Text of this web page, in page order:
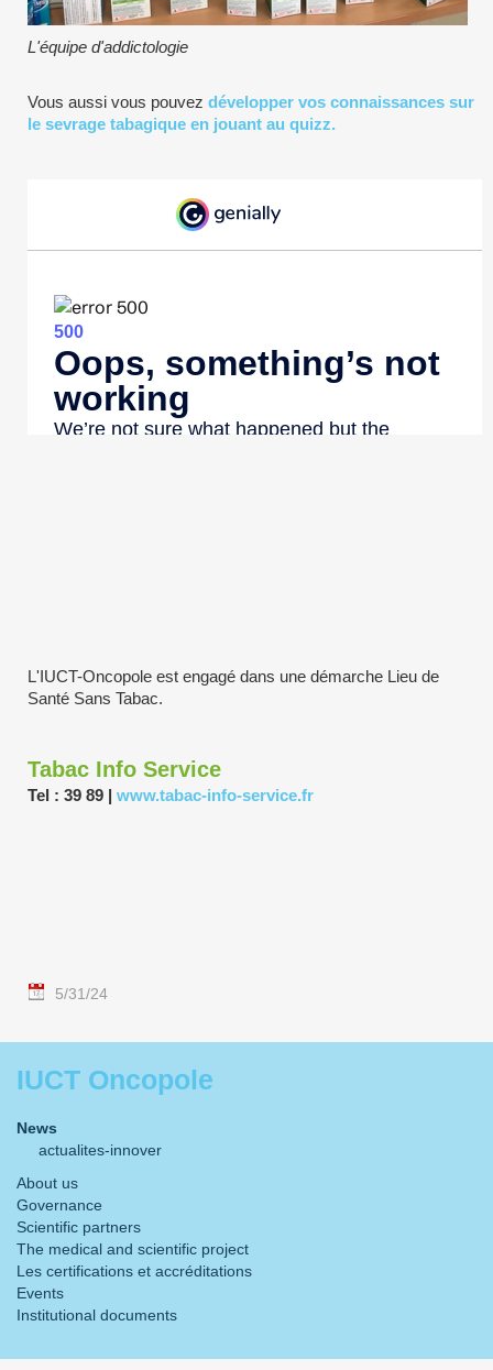
L'équipe d'addictologie
Vous aussi vous pouvez développer vos connaissances sur
le sevrage tabagique en jouant au quizz.
L'IUCT-Oncopole est engagé dans une démarche Lieu de
Santé Sans Tabac.
Tabac Info Service
Tel : 39 89 | www.tabac-info-service.fr
5/31/24
IUCT Oncopole
News
actualites-innover
About us
Governance
Scientific partners
The medical and scientific project
Les certifications et accréditations
Events
Institutional documents